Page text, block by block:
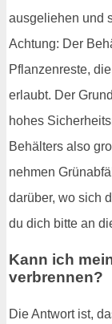
ausgeliehen und
Achtung: Der
Pflanzenreste,
erlaubt. Der
hohes
Behälters also
nehmen
darüber, wo sich
du dich bitte an
Kann ich
verbrennen?
Die Antwort ist,